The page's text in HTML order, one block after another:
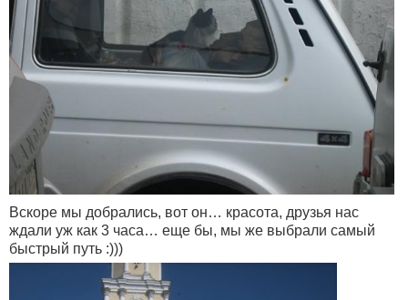
Вскоре мы добрались, вот он… красота, друзья нас
ждали уж как 3 часа… еще бы, мы же выбрали самый
быстрый путь :)))